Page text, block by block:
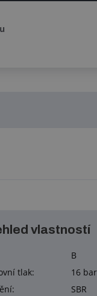
vlastností
B
tlak:
16 bar
SBR